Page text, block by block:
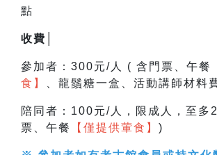
點
收費│
參加者：300元/人 ( 含門票、午餐
食】
、龍鬚糖一盒、活動講師材料
陪同者：100元/人，限成人，至多
票、午餐
【僅提供葷食】 )